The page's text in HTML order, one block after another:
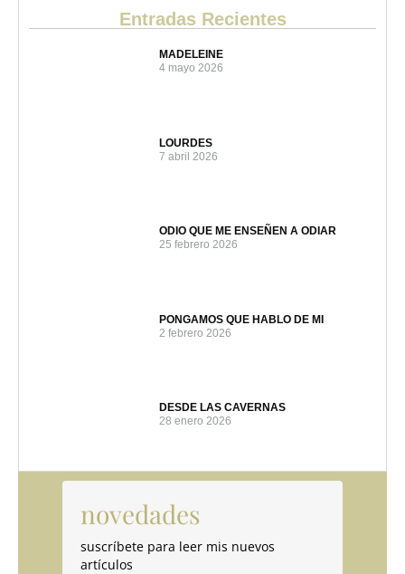
Entradas Recientes
MADELEINE
4 mayo 2026
LOURDES
7 abril 2026
ODIO QUE ME ENSEÑEN A ODIAR
25 febrero 2026
PONGAMOS QUE HABLO DE MI
2 febrero 2026
DESDE LAS CAVERNAS
28 enero 2026
novedades
suscríbete para leer mis nuevos
artículos